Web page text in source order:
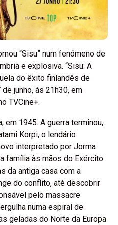
“Sisu” num fenómeno de
e explosiva. “Sisu: A
do êxito finlandês de
junho, às 21h30, em
TVCine+.
em 1945. A guerra terminou,
Korpi, o lendário
interpretado por Jorma
família às mãos do Exército
da antiga casa com a
do conflito, até descobrir
pelo massacre
numa espiral de
geladas do Norte da Europa